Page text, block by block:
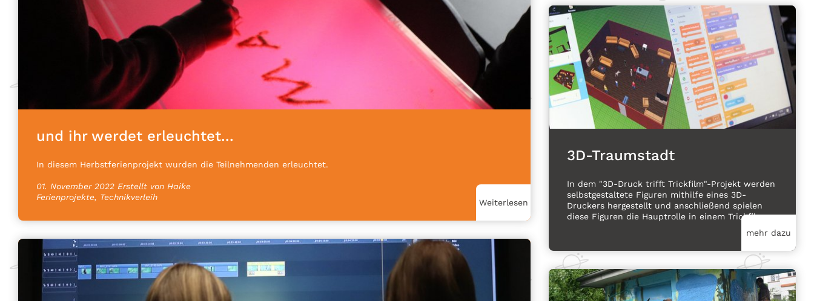
und ihr werdet erleuchtet...
In diesem Herbstferienprojekt wurden die Teilnehmenden erleuchtet.
01. November 2022 Erstellt von Haike
Ferienprojekte, Technikverleih
Weiterlesen
3D-Traumstadt
In dem "3D-Druck trifft Trickfilm"-Projekt werden
selbstgestaltete Figuren mithilfe eines 3D-
Druckers hergestellt und anschließend spielen
diese Figuren die Hauptrolle in einem Trickfilm.
mehr dazu